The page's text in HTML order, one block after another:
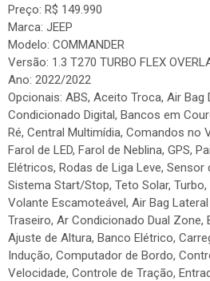
Preço: R$ 149.990
Marca: JEEP
Modelo: COMMANDER
Versão: 1.3 T270 TURBO FLEX
Ano: 2022/2022
Opcionais: ABS, Aceito Troca, Air Bag
Condicionado Digital, Bancos em
Ré, Central Multimídia, Comandos no
Farol de LED, Farol de Neblina, GPS,
Elétricos, Rodas de Liga Leve,
Sistema Start/Stop, Teto Solar,
Volante Escamoteável, Air Bag
Traseiro, Ar Condicionado Dual
Ajuste de Altura, Banco Elétrico,
Indução, Computador de Bordo,
Velocidade, Controle de Tração,